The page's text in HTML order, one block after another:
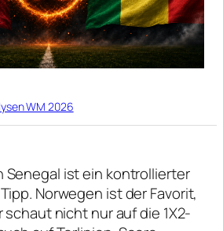
WM 2026
Senegal ist ein kontrollierter
Norwegen ist der Favorit,
schaut nicht nur auf die 1X2-